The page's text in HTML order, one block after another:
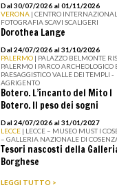
Dal 30/07/2026 al 01/11/2026
VERONA | CENTRO
FOTOGRAFIA SCAVI SCALIGERI
Dorothea Lange
Dal 24/07/2026 al 31/10/2026
PALERMO | PALAZZO BELMONTE
PALERMO I PARCO ARCHEOLOGICO
PAESAGGISTICO VALLE DEI TEMPLI -
AGRIGENTO
Botero. L’incanto del Mito I
Botero. Il peso dei sogni
Dal 24/07/2026 al 31/01/2027
LECCE | LECCE – MUSEO MUST I
– GALLERIA NAZIONALE DI
Tesori nascosti della
Borghese
LEGGI TUTTO >